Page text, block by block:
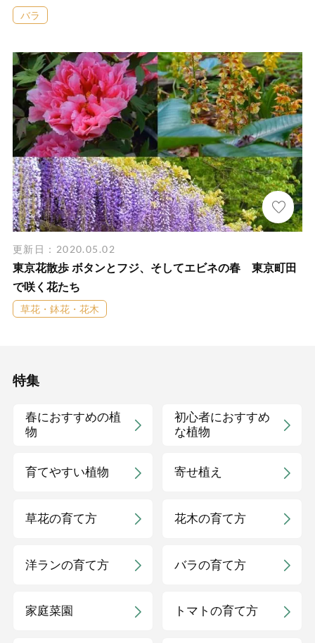
バラ
更新日：2020.05.02
東京花散歩 ボタンとフジ、そしてエビネの春 東京町田
で咲く花たち
草花・鉢花・花木
特集
春におすすめの植
物
初心者におすすめ
な植物
育てやすい植物 寄せ植え
草花の育て方 花木の育て方
洋ランの育て方 バラの育て方
家庭菜園 トマトの育て方